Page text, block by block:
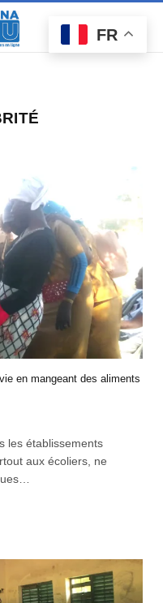
en mangeant des aliments
les établissements
aux écoliers, ne
FR